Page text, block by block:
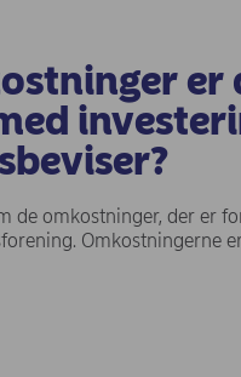
er
de omkostninger, der er
Omkostningerne